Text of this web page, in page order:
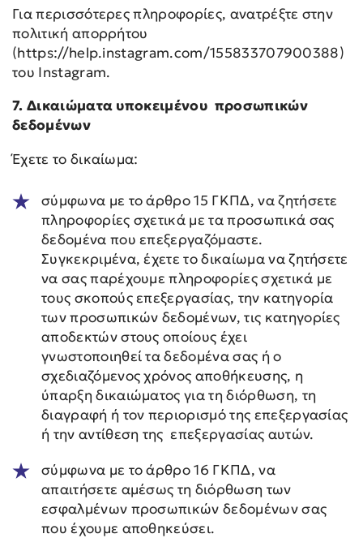
Για περισσότερες πληροφορίες, ανατρέξτε στην
πολιτική απορρήτου
(https://help.instagram.com/155833707900388)
του Instagram.
7. Δικαιώματα υποκειμένου προσωπικών
δεδομένων
Έχετε το δικαίωμα:
σύμφωνα με το άρθρο 15 ΓΚΠΔ, να ζητήσετε
πληροφορίες σχετικά με τα προσωπικά σας
δεδομένα που επεξεργαζόμαστε.
Συγκεκριμένα, έχετε το δικαίωμα να ζητήσετε
να σας παρέχουμε πληροφορίες σχετικά με
τους σκοπούς επεξεργασίας, την κατηγορία
των προσωπικών δεδομένων, τις κατηγορίες
αποδεκτών στους οποίους έχει
γνωστοποιηθεί τα δεδομένα σας ή ο
σχεδιαζόμενος χρόνος αποθήκευσης, η
ύπαρξη δικαιώματος για τη διόρθωση, τη
διαγραφή ή τον περιορισμό της επεξεργασίας
ή την αντίθεση της επεξεργασίας αυτών.
σύμφωνα με το άρθρο 16 ΓΚΠΔ, να
απαιτήσετε αμέσως τη διόρθωση των
εσφαλμένων προσωπικών δεδομένων σας
που έχουμε αποθηκεύσει.